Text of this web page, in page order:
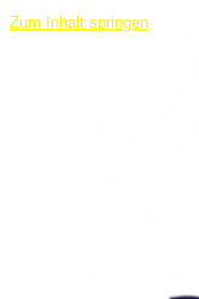
Zum Inhalt springen